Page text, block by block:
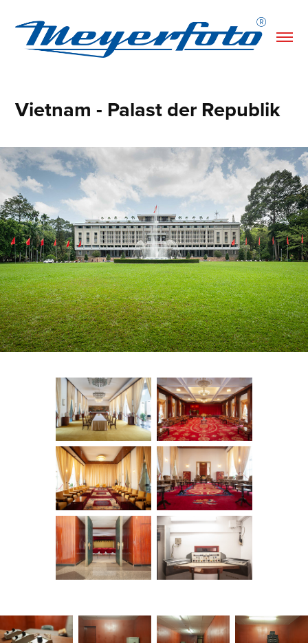
Vietnam - Palast der Republik